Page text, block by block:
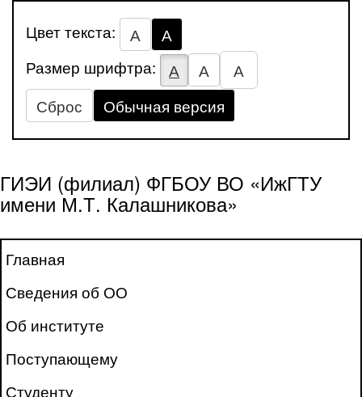
Цвет текста: А
А
Размер шрифтра:
А А
А
Сброс
Обычная версия
ГИЭИ (филиал) ФГБОУ ВО «ИжГТУ
имени М.Т. Калашникова»
Главная
Сведения об ОО
Об институте
Поступающему
Студенту